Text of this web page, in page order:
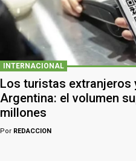
INTERNACIONAL
Los turistas extranjeros
Argentina: el volumen
millones
Por REDACCION